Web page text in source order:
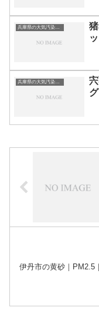
兵庫県の大気汚染・PM2.5・黄砂・エアロゾルの数値
兵庫県の大気汚染・PM2.5・黄砂・エアロゾルの数値
グ
伊丹市の黄砂｜PM2.5